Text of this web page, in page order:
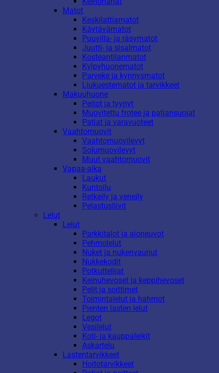
Matot
Keskilattiamatot
Käytävämatot
Puuvilla- ja räsymatot
Juutti- ja sisalmatot
Kosteantilanmatot
Kylpyhuonematot
Parveke ja kynnysmatot
Liukuestematot ja tarvikkeet
Makuuhuone
Peitot ja tyynyt
Muovitettu frotee ja patjansuojat
Patjat ja varavuoteet
Vaahtomuovit
Vaahtomuovilevyt
Solumuovilevyt
Muut vaahtomuovit
Vapaa-aika
Laukut
Kuntoilu
Retkeily ja veneily
Pelastusliivit
Lelut
Lelut
Parkkitalot ja ajoneuvot
Pehmolelut
Nuket ja nukenvaunut
Nukkekodit
Potkuttelijat
Keinuhevoset ja keppihevoset
Pelit ja soittimet
Toimintalelut ja hahmot
Pienten lasten lelut
Legot
Vesilelut
Koti- ja kauppaleikit
Askartelu
Lastentarvikkeet
Hoitotarvikkeet